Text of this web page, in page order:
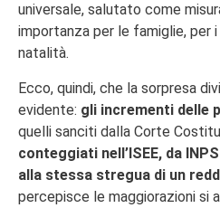
universale, salutato come
importanza per le famiglie, per
natalità.
Ecco, quindi, che la sorpresa
evidente: gli incrementi delle
quelli sanciti dalla Corte
conteggiati nell’ISEE, da
alla stessa stregua di un
percepisce le maggiorazioni si